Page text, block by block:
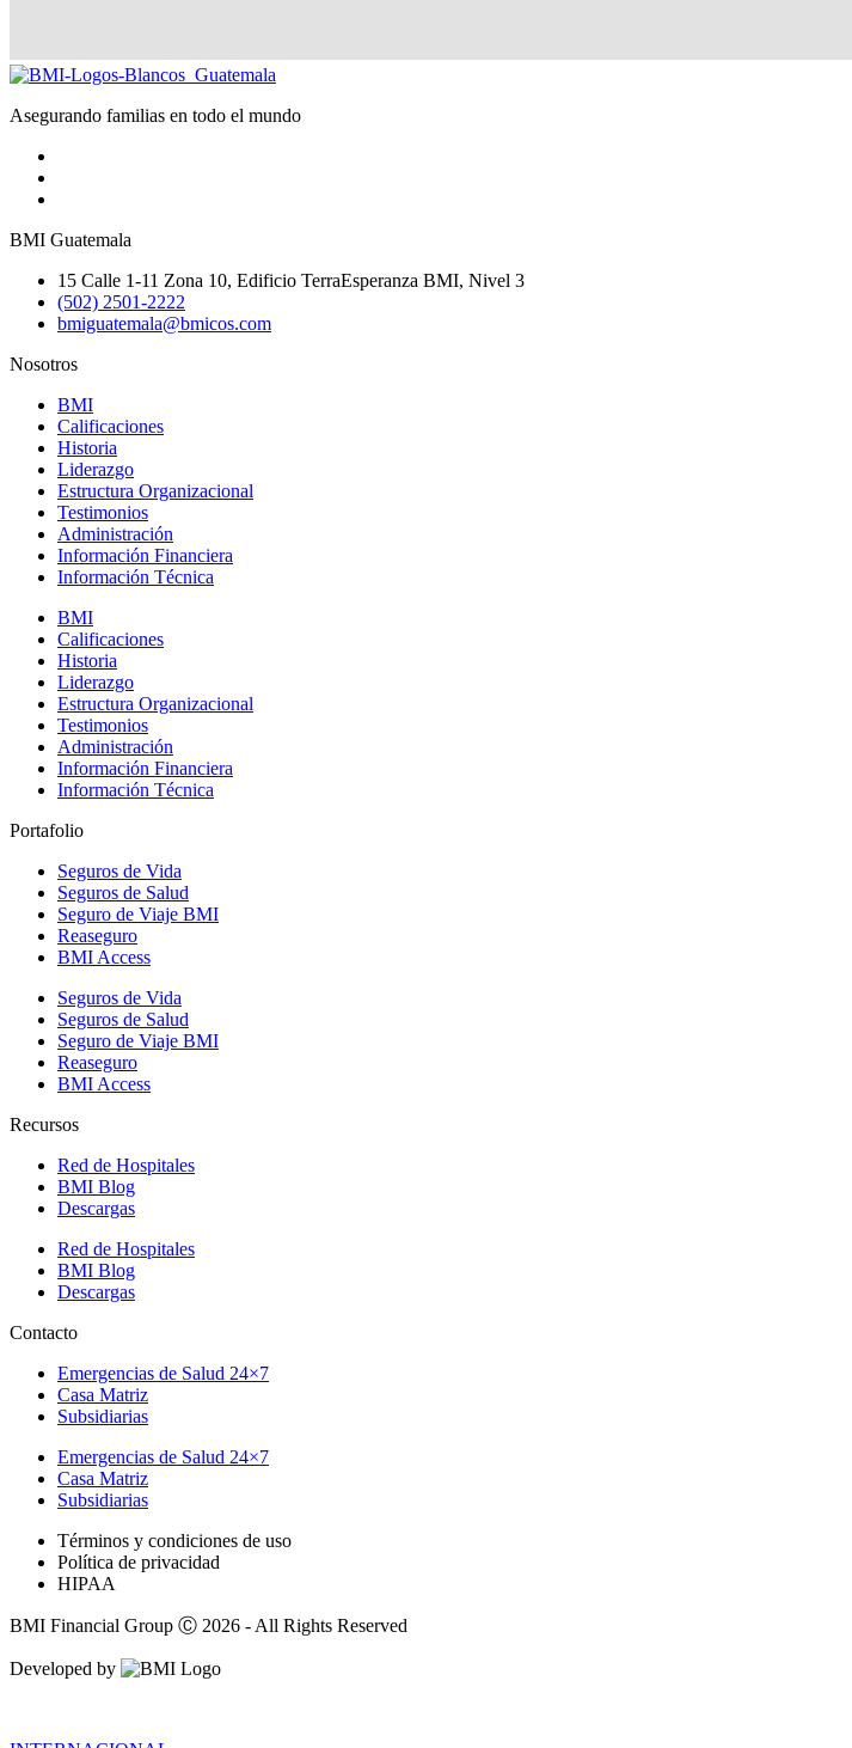
Asegurando familias en todo el mundo
BMI Guatemala
15 Calle 1-11 Zona 10, Edificio TerraEsperanza BMI, Nivel 3
(502) 2501-2222
bmiguatemala@bmicos.com
Nosotros
BMI
Calificaciones
Historia
Liderazgo
Estructura Organizacional
Testimonios
Administración
Información Financiera
Información Técnica
BMI
Calificaciones
Historia
Liderazgo
Estructura Organizacional
Testimonios
Administración
Información Financiera
Información Técnica
Portafolio
Seguros de Vida
Seguros de Salud
Seguro de Viaje BMI
Reaseguro
BMI Access
Seguros de Vida
Seguros de Salud
Seguro de Viaje BMI
Reaseguro
BMI Access
Recursos
Red de Hospitales
BMI Blog
Descargas
Red de Hospitales
BMI Blog
Descargas
Contacto
Emergencias de Salud 24×7
Casa Matriz
Subsidiarias
Emergencias de Salud 24×7
Casa Matriz
Subsidiarias
Términos y condiciones de uso
Política de privacidad
HIPAA
BMI Financial Group Ⓒ 2026 - All Rights Reserved
Developed by